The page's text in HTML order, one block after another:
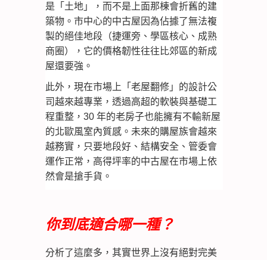
是「土地」，而不是上面那棟會折舊的建
築物。 市中心的中古屋因為佔據了無法複
製的絕佳地段（捷運旁、學區核心、成熟
商圈），它的價格韌性往往比郊區的新成
屋還要強。
此外，現在市場上「老屋翻修」的設計公
司越來越專業，透過高超的軟裝與基礎工
程重整，30 年的老房子也能擁有不輸新屋
的北歐風室內質感。未來的購屋族會越來
越務實，只要地段好、結構安全、管委會
運作正常，高得坪率的中古屋在市場上依
然會是搶手貨。
你到底適合哪一種？
分析了這麼多，其實世界上沒有絕對完美